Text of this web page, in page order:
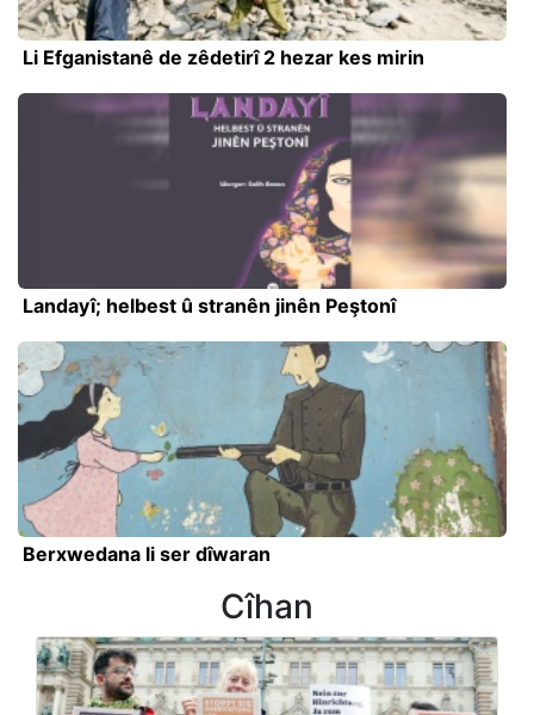
Li Efganistanê de zêdetirî 2 hezar kes mirin
Landayî; helbest û stranên jinên Peştonî
Berxwedana li ser dîwaran
Cîhan